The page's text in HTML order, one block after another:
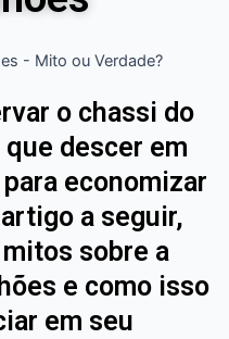
o chassi do
descer em
economizar
a seguir,
sobre a
e como isso
em seu